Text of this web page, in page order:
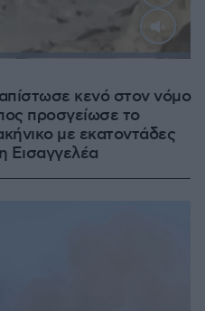
:
κενό στον νόμο
προσγείωσε το
με εκατοντάδες
Εισαγγελέα